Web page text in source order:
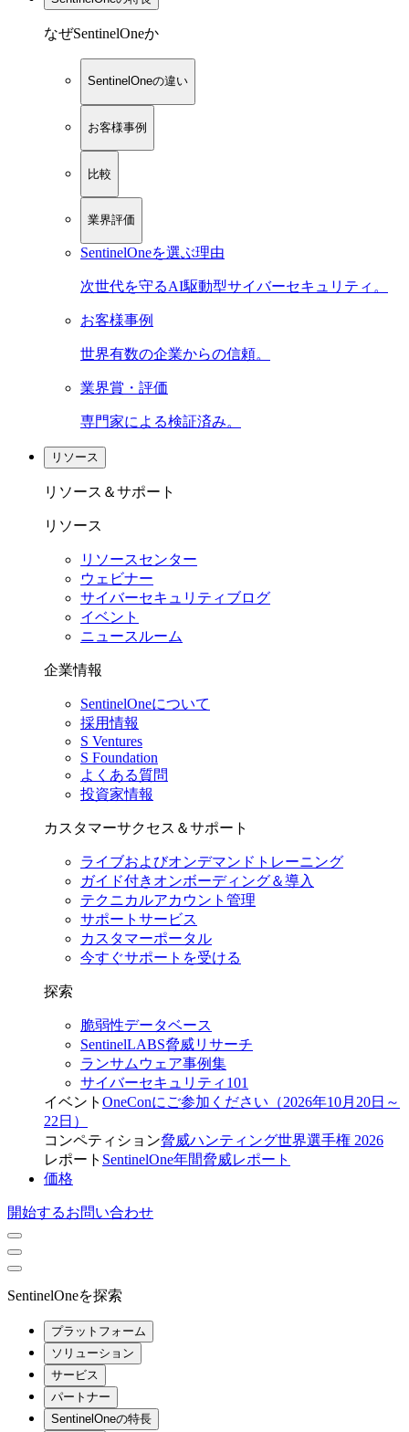
なぜSentinelOneか
SentinelOneの違い
お客様事例
比較
業界評価
SentinelOneを選ぶ理由
次世代を守るAI駆動型サイバーセキュリティ。
お客様事例
世界有数の企業からの信頼。
業界賞・評価
専門家による検証済み。
リソース
リソース＆サポート
リソース
リソースセンター
ウェビナー
サイバーセキュリティブログ
イベント
ニュースルーム
企業情報
SentinelOneについて
採用情報
S Ventures
S Foundation
よくある質問
投資家情報
カスタマーサクセス＆サポート
ライブおよびオンデマンドトレーニング
ガイド付きオンボーディング＆導入
テクニカルアカウント管理
サポートサービス
カスタマーポータル
今すぐサポートを受ける
探索
脆弱性データベース
SentinelLABS脅威リサーチ
ランサムウェア事例集
サイバーセキュリティ101
イベント OneConにご参加ください（2026年10月20日～
22日）
コンペティション脅威ハンティング世界選手権 2026
レポート SentinelOne年間脅威レポート
価格
開始するお問い合わせ
SentinelOneを探索
プラットフォーム
ソリューション
サービス
パートナー
SentinelOneの特長